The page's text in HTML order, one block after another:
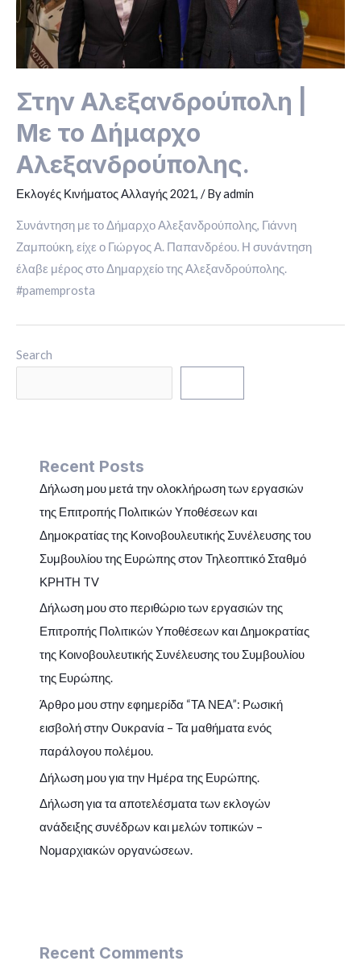
Στην Αλεξανδρούπολη |
Με το Δήμαρχο
Αλεξανδρούπολης.
Εκλογές Κινήματος Αλλαγής 2021, / Byadmin
Συνάντηση με το Δήμαρχο Αλεξανδρούπολης, Γιάννη
Ζαμπούκη, είχε ο Γιώργος Α. Παπανδρέου. Η συνάντηση
έλαβε μέρος στο Δημαρχείο της Αλεξανδρούπολης.
#pamemprosta
Search
Recent Posts
Δήλωση μου μετά την ολοκλήρωση των εργασιών
της Επιτροπής Πολιτικών Υποθέσεων και
Δημοκρατίας της Κοινοβουλευτικής Συνέλευσης του
Συμβουλίου της Ευρώπης στον Τηλεοπτικό Σταθμό
ΚΡΗΤΗ TV
Δήλωση μου στο περιθώριο των εργασιών της
Επιτροπής Πολιτικών Υποθέσεων και Δημοκρατίας
της Κοινοβουλευτικής Συνέλευσης του Συμβουλίου
της Ευρώπης.
Άρθρο μου στην εφημερίδα “ΤΑ ΝΕΑ”: Ρωσική
εισβολή στην Ουκρανία – Τα μαθήματα ενός
παράλογου πολέμου.
Δήλωση μου για την Ημέρα της Ευρώπης.
Δήλωση για τα αποτελέσματα των εκλογών
ανάδειξης συνέδρων και μελών τοπικών –
Νομαρχιακών οργανώσεων.
Recent Comments